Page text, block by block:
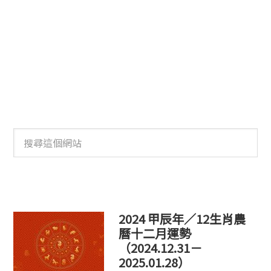
這
2024 甲辰年／12生肖農
曆十二月運勢
（2024.12.31－
2025.01.28）